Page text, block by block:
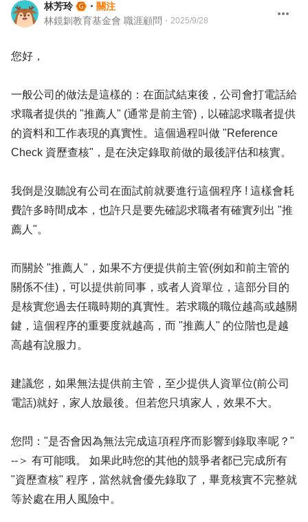
林芳玲 ・ 關注
林鏡釧教育基金會 職涯顧問 ・ 2025/9/28
您好，
一般公司的做法是這樣的：在面試結束後，公司會打電話給
求職者提供的 "推薦人" (通常是前主管)，以確認求職者提供
的資料和工作表現的真實性。這個過程叫做 "Reference
Check 資歷查核"，是在決定錄取前做的最後評估和核實。
我倒是沒聽說有公司在面試前就要進行這個程序 ! 這樣會耗
費許多時間成本，也許只是要先確認求職者有確實列出 "推
薦人"。
而關於 "推薦人"，如果不方便提供前主管(例如和前主管的
關係不佳)，可以提供前同事，或者人資單位，這部分目的
是核實您過去任職時期的真實性。若求職的職位越高或越關
鍵，這個程序的重要度就越高，而 "推薦人" 的位階也是越
高越有說服力。
建議您，如果無法提供前主管，至少提供人資單位(前公司
電話)就好，家人放最後。但若您只填家人，效果不大。
您問："是否會因為無法完成這項程序而影響到錄取率呢？"
--＞ 有可能哦。 如果此時您的其他的競爭者都已完成所有
"資歷查核" 程序，當然就會優先錄取了，畢竟核實不完整就
等於處在用人風險中。